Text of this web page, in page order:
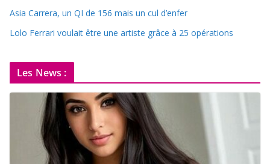
Asia Carrera, un QI de 156 mais un cul d’enfer
Lolo Ferrari voulait être une artiste grâce à 25 opérations
Les News :